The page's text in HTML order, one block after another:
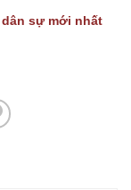
sự mới nhất